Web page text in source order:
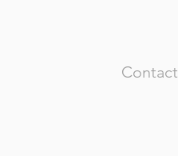
Contact